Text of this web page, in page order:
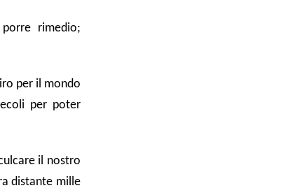
rimedio;
per il mondo
per poter
il nostro
distante mille